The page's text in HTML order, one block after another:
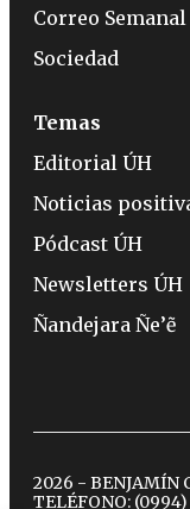
Correo Semanal
Sociedad
Temas
Editorial ÚH
Noticias
Pódcast ÚH
Newsletters ÚH
Ñandejara Ñe’ẽ
2026 - BENJAMÍN
TELÉFONO: (0994)